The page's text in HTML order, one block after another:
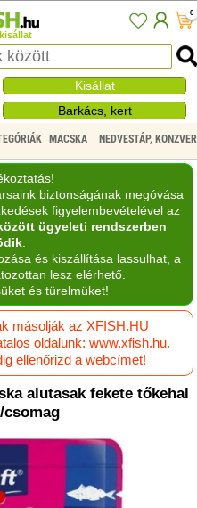
kisállat
0
Kisállat
Barkács, kert
MACSKA NEDVESTÁP,
biztonságának megóvása
figyelembevételével az
ügyeleti rendszerben
.
és kiszállítása lassulhat, a
lesz elérhető.
és türelmüket!
másolják az XFISH.HU
oldalunk: www.xfish.hu.
ellenőrizd a webcímet!
alutasak fekete tőkehal
csomag